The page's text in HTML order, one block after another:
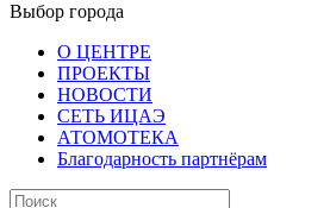
Выбор города
О ЦЕНТРЕ
ПРОЕКТЫ
НОВОСТИ
СЕТЬ ИЦАЭ
АТОМОТЕКА
Благодарность партнёрам